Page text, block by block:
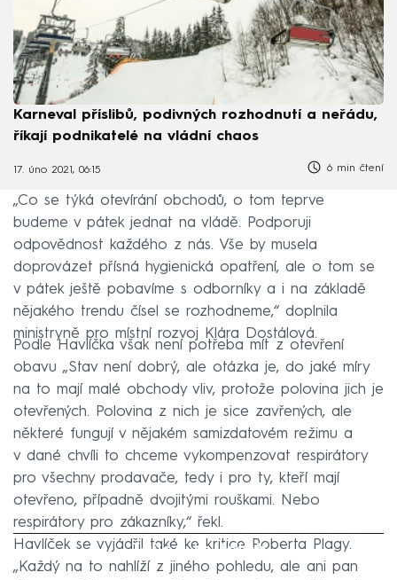
Karneval příslibů, podivných rozhodnutí a neřádu,
říkají podnikatelé na vládní chaos
17. úno 2021, 06:15 6 min čtení
„Co se týká otevírání obchodů, o tom teprve
budeme v pátek jednat na vládě. Podporuji
odpovědnost každého z nás. Vše by musela
doprovázet přísná hygienická opatření, ale o tom se
v pátek ještě pobavíme s odborníky a i na základě
nějakého trendu čísel se rozhodneme,“ doplnila
ministryně pro místní rozvoj Klára Dostálová.
Podle Havlíčka však není potřeba mít z otevření
obavu „Stav není dobrý, ale otázka je, do jaké míry
na to mají malé obchody vliv, protože polovina jich je
otevřených. Polovina z nich je sice zavřených, ale
některé fungují v nějakém samizdatovém režimu a
v dané chvíli to chceme vykompenzovat respirátory
pro všechny prodavače, tedy i pro ty, kteří mají
otevřeno, případně dvojitými rouškami. Nebo
respirátory pro zákazníky,“ řekl.
Failed to fetch
Havlíček se vyjádřil také ke kritice Roberta Plagy.
„Každý na to nahlíží z jiného pohledu, ale ani pan